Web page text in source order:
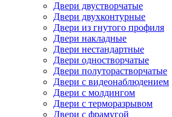
Двери двустворчатые
Двери двухконтурные
Двери из гнутого профиля
Двери накладные
Двери нестандартные
Двери одностворчатые
Двери полуторастворчатые
Двери с видеонаблюдением
Двери с молдингом
Двери с терморазрывом
Двери с фрамугой